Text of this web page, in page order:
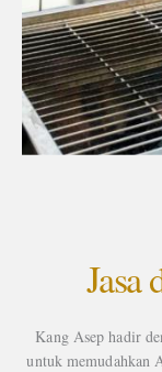
Jasa
Kang Asep hadir
untuk memudahkan